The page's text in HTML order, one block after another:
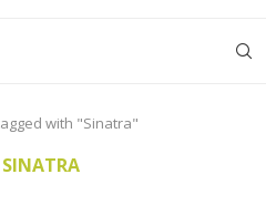
with "Sinatra"
SINATRA